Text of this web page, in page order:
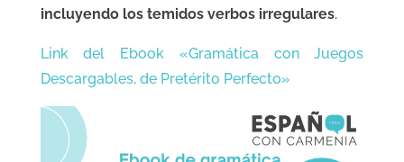
incluyendo los temidos verbos irregulares.
Link del Ebook «Gramática con Juegos
Descargables, de Pretérito Perfecto»